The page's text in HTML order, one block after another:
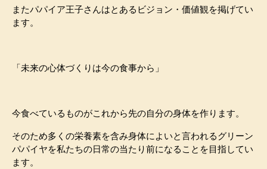
またパパイア王子さんはとあるビジョン・価値観を掲げてい
ます。
「未来の心体づくりは今の食事から」
今食べているものがこれから先の自分の身体を作ります。
そのため多くの栄養素を含み身体によいと言われるグリーン
パパイヤを私たちの日常の当たり前になることを目指してい
ます。